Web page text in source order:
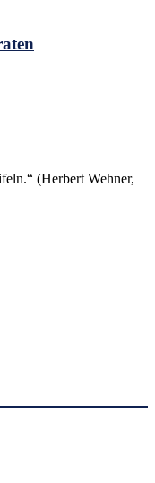
(Herbert Wehner,